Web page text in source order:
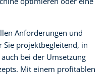
Anforderungen und
projektbegleitend, in
bei der Umsetzung
Mit einem profitablen